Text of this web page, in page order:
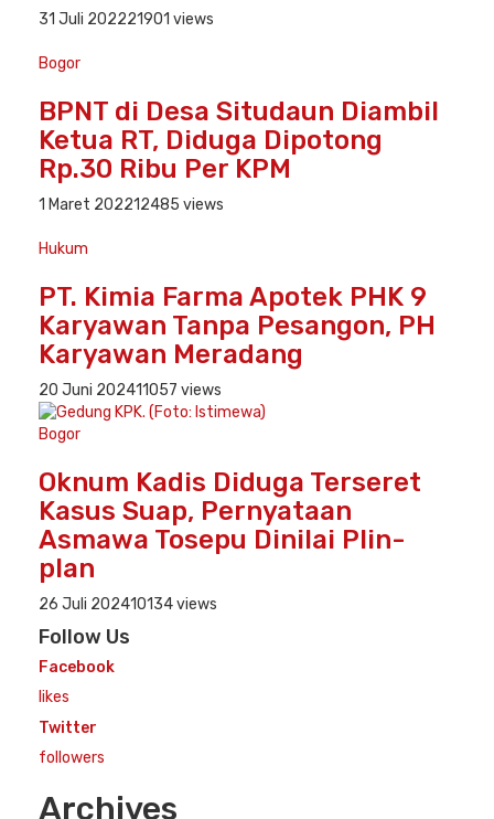
31 Juli 202221901 views
Bogor
BPNT di Desa Situdaun Diambil
Ketua RT, Diduga Dipotong
Rp.30 Ribu Per KPM
1 Maret 202212485 views
Hukum
PT. Kimia Farma Apotek PHK 9
Karyawan Tanpa Pesangon, PH
Karyawan Meradang
20 Juni 202411057 views
Bogor
Oknum Kadis Diduga Terseret
Kasus Suap, Pernyataan
Asmawa Tosepu Dinilai Plin-
plan
26 Juli 202410134 views
Follow Us
Facebook
likes
Twitter
followers
Archives